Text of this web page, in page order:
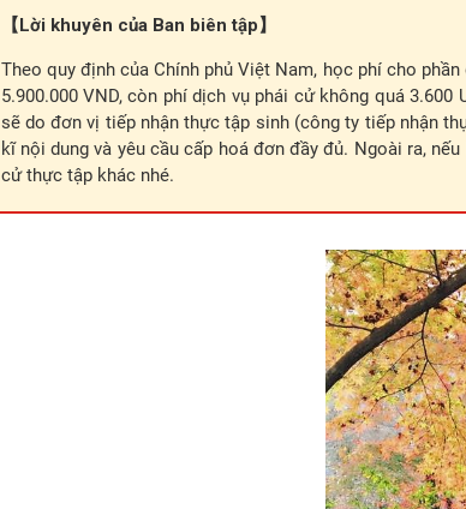
【Lời khuyên của Ban biên tập】
Theo quy định của Chính phủ Việt Nam, học phí cho
5.900.000 VND, còn phí dịch vụ phái cử không quá
sẽ do đơn vị tiếp nhận thực tập sinh (công ty tiếp nhận
kĩ nội dung và yêu cầu cấp hoá đơn đầy đủ. Ngoài ra,
cử thực tập khác nhé.